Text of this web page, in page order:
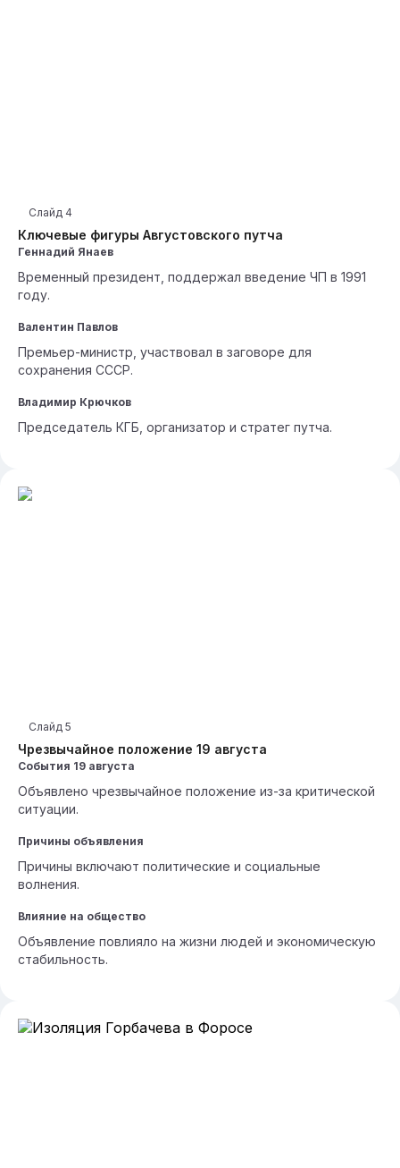
Ключевые фигуры Августовского путча
Слайд 4
Геннадий Янаев
Временный президент, поддержал введение ЧП в 1991
году.
Валентин Павлов
Премьер-министр, участвовал в заговоре для
сохранения СССР.
Владимир Крючков
Председатель КГБ, организатор и стратег путча.
Чрезвычайное положение 19 августа
Слайд 5
События 19 августа
Объявлено чрезвычайное положение из-за критической
ситуации.
Причины объявления
Причины включают политические и социальные
волнения.
Влияние на общество
Объявление повлияло на жизни людей и экономическую
стабильность.